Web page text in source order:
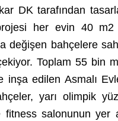
DK tarafından
her evin 40
değişen bahçelere
Toplam 55 bin
inşa edilen Asmalı
yarı olimpik
fitness salonunun yer